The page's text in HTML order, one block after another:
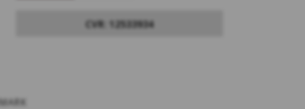
CVR: 12533934